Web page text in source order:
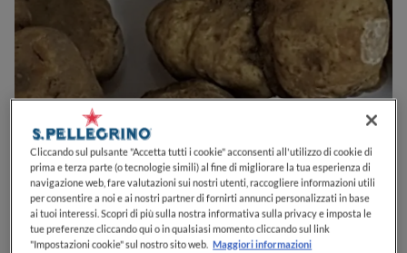
0 0 0 0 0
Via S. Giovanni Bosco, N.1114030Montemagno Monferrato
Cliccando sul pulsante "Accetta tutti i cookie" acconsenti all'utilizzo di cookie di
prima e terza parte (o tecnologie simili) al fine di migliorare la tua esperienza di
navigazione web, fare valutazioni sui nostri utenti, raccogliere informazioni utili
per consentire a noi e ai nostri partner di fornirti annunci personalizzati in base
ai tuoi interessi. Scopri di più sulla nostra informativa sulla privacy e imposta le
tue preferenze cliccando qui o in qualsiasi momento cliccando sul link
"Impostazioni cookie" sul nostro sito web. Maggiori informazioni